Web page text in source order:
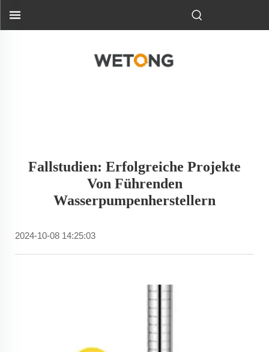
Fallstudien: Erfolgreiche Projekte
Von Führenden
Wasserpumpenherstellern
2024-10-08 14:25:03